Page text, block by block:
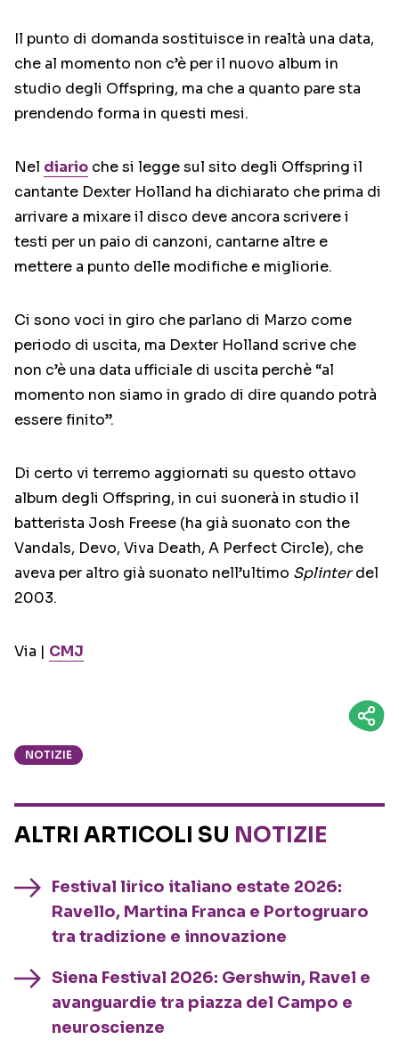
Il punto di domanda sostituisce in realtà una data,
che al momento non c’è per il nuovo album in
studio degli Offspring, ma che a quanto pare sta
prendendo forma in questi mesi.
Nel diario che si legge sul sito degli Offspring il
cantante Dexter Holland ha dichiarato che prima di
arrivare a mixare il disco deve ancora scrivere i
testi per un paio di canzoni, cantarne altre e
mettere a punto delle modifiche e migliorie.
Ci sono voci in giro che parlano di Marzo come
periodo di uscita, ma Dexter Holland scrive che
non c’è una data ufficiale di uscita perchè “al
momento non siamo in grado di dire quando potrà
essere finito”.
Di certo vi terremo aggiornati su questo ottavo
album degli Offspring, in cui suonerà in studio il
batterista Josh Freese (ha già suonato con the
Vandals, Devo, Viva Death, A Perfect Circle), che
aveva per altro già suonato nell’ultimo Splinterdel
2003.
Via | CMJ
NOTIZIE
ALTRI ARTICOLI SU NOTIZIE
Festival lirico italiano estate 2026:
Ravello, Martina Franca e Portogruaro
tra tradizione e innovazione
Siena Festival 2026: Gershwin, Ravel e
avanguardie tra piazza del Campo e
neuroscienze